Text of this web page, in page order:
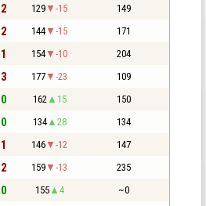
129 -15 149
144 -15 171
154 -10 204
177 -23 109
162 15 150
134 28 134
146 -12 147
159 -13 235
155 4 ~0